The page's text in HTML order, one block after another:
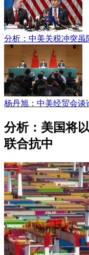
分析：中美关税冲突
杨丹旭：中美经贸会谈
分析：美国将
联合抗中